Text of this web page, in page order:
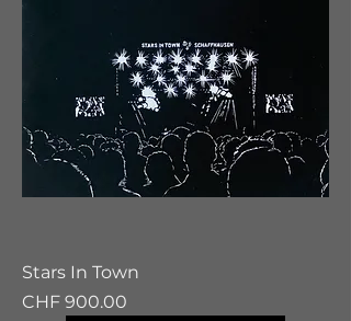
Stars In Town
Preis
CHF 900.00